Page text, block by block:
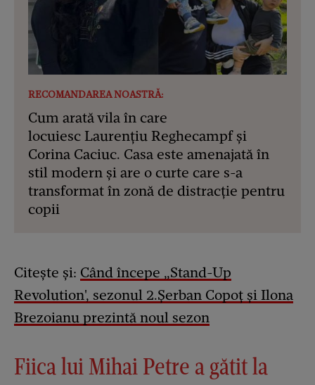
RECOMANDAREA NOASTRĂ:
Cum arată vila în care
locuiesc Laurențiu Reghecampf și
Corina Caciuc. Casa este amenajată în
stil modern și are o curte care s-a
transformat în zonă de distracție pentru
copii
Citește și: Când începe „Stand-Up
Revolution', sezonul 2.Șerban Copoț și Ilona
Brezoianu prezintă noul sezon
Fiica lui Mihai Petre a gătit la